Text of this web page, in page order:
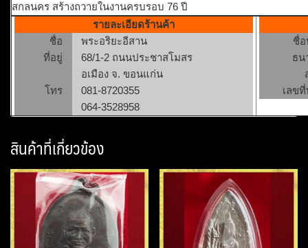
สกลนคร สร้างถวายในงานครบรอบ 76 ปี
รายละเอียดร้านค้า
ชื่อ
พระอริยะอีสาน
ที่อยู่
68/1-2 ถนนประชาสโมสร
อเมือง จ. ขอนแก่น
โทร
081-8720355
064-3528958
ชื่
ธน
เลข
สินค้าที่เกี่ยวข้อง